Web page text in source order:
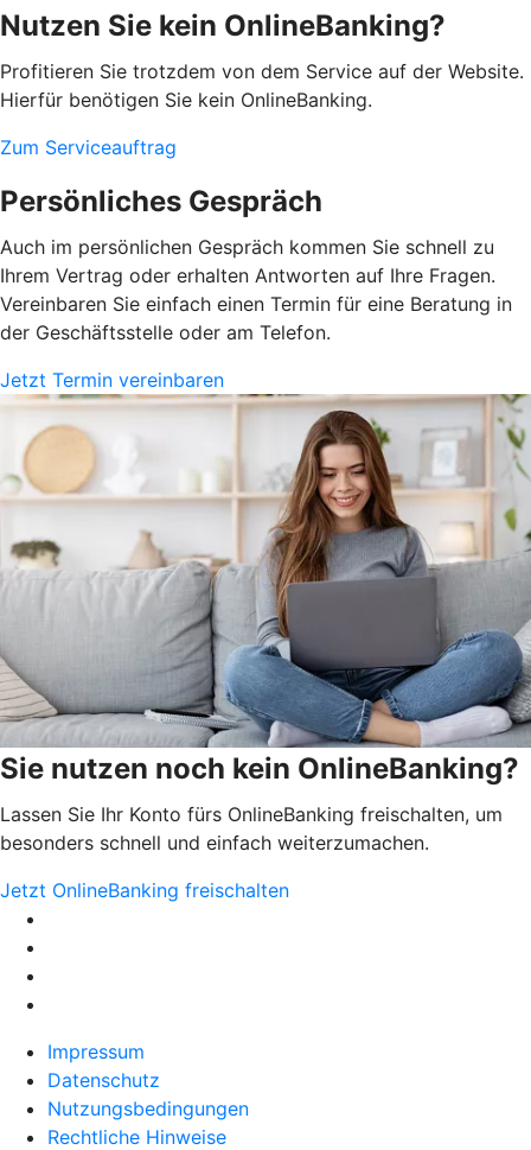
Nutzen Sie kein OnlineBanking?
Profitieren Sie trotzdem von dem Service auf der Website.
Hierfür benötigen Sie kein OnlineBanking.
Zum Serviceauftrag
Persönliches Gespräch
Auch im persönlichen Gespräch kommen Sie schnell zu
Ihrem Vertrag oder erhalten Antworten auf Ihre Fragen.
Vereinbaren Sie einfach einen Termin für eine Beratung in
der Geschäftsstelle oder am Telefon.
Jetzt Termin vereinbaren
Sie nutzen noch kein OnlineBanking?
Lassen Sie Ihr Konto fürs OnlineBanking freischalten, um
besonders schnell und einfach weiterzumachen.
Jetzt OnlineBanking freischalten
Impressum
Datenschutz
Nutzungsbedingungen
Rechtliche Hinweise